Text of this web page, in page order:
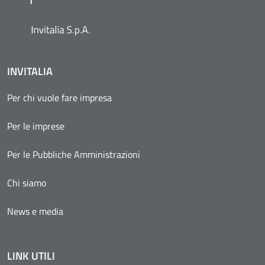
INVITALIA
Per chi vuole fare impresa
Per le imprese
Per le Pubbliche Amministrazioni
Chi siamo
News e media
LINK UTILI